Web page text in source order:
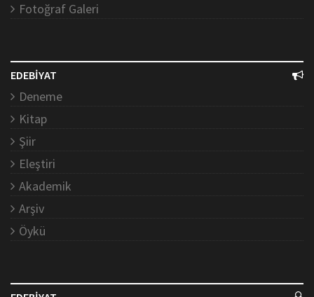
Fotoğraf Galeri
EDEBİYAT
Deneme
Kitap
Şiir
Eleştiri
Akademik
Arşiv
Öykü